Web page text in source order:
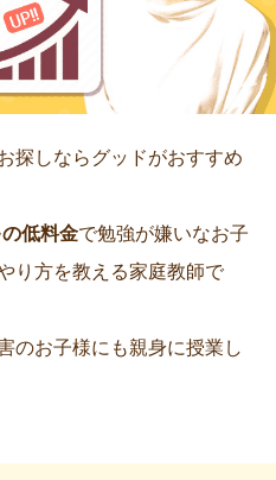
探しならグッドがおすすめ
低料金で勉強が嫌いなお子
り方を教える家庭教師で
のお子様にも親身に授業し